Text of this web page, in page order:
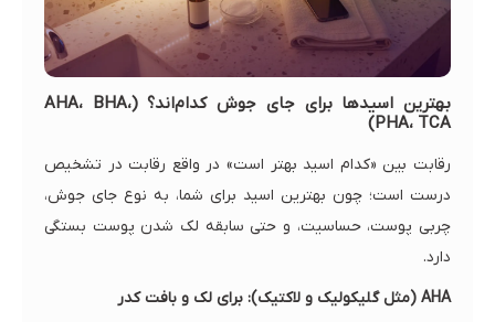
بهترین اسیدها برای جای جوش کدام‌اند؟ (AHA، BHA،
PHA، TCA)
رقابت بین «کدام اسید بهتر است» در واقع رقابت در تشخیص
درست است؛ چون بهترین اسید برای شما، به نوع جای جوش،
چربی پوست، حساسیت، و حتی سابقه لک شدن پوست بستگی
دارد.
AHA (مثل گلیکولیک و لاکتیک): برای لک و بافت کدر